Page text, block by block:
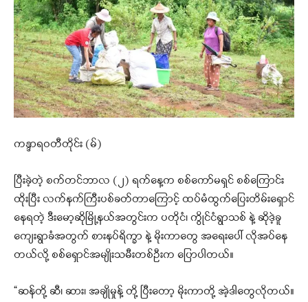
ကန္ဒာရဝတီတိုင်း (မ်)
ပြီးခဲ့တဲ့ စက်တင်ဘာလ (၂) ရက်နေ့က စစ်‌ကော်မရှင် စစ်‌ကြောင်း
ထိုးပြီး လက်နက်ကြီးပစ်ခတ်တာကြောင့် ထပ်မံထွက်ပြေးတိမ်းရှောင်
နေရတဲ့ ဒီးမော့ဆိုမြို့နယ်အတွင်းက ပတိုငံ၊ ကွိုင်ငံရွာသစ် နဲ့ ဆိုဒဲ့ခူ
ကျေးရွာခံအတွက် စားနပ်ရိက္ခာ နဲ့ မိုးကာတွေ အရေးပေါ် လိုအပ်နေ
တယ်လို့ စစ်ရှောင်အမျိုးသမီးတစ်ဦးက ပြောပါတယ်။
“ဆန်တို့ ဆီ၊ ဆား၊ အချိုမှုန့် တို့ ပြီးတော့ မိုးကာတို့ အဲ့ဒါတွေလိုတယ်။